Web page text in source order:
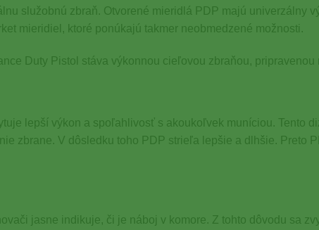
služobnú zbraň. Otvorené mieridlá PDP majú univerzálny
mieridiel, ktoré ponúkajú takmer neobmedzené možnosti.
Duty Pistol stáva výkonnou cieľovou zbraňou, pripravenou
lepší výkon a spoľahlivosť s akoukoľvek muníciou. Tento
zbrane. V dôsledku toho PDP strieľa lepšie a dlhšie. Preto
jasne indikuje, či je náboj v komore. Z tohto dôvodu sa